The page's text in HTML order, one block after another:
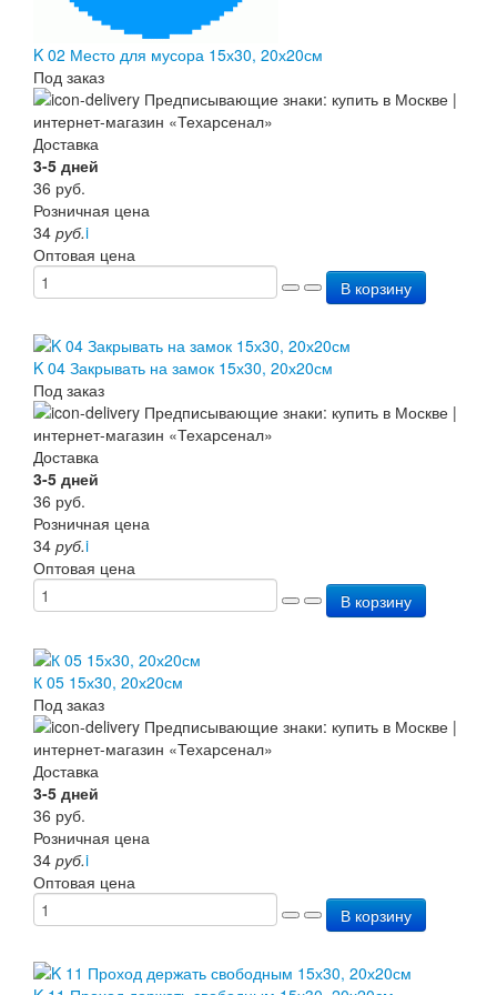
K 02 Место для мусора 15х30, 20х20см
Под заказ
Доставка
3-5 дней
36 руб.
Розничная цена
34 руб.i
Оптовая цена
В корзину
K 04 Закрывать на замок 15х30, 20х20см
Под заказ
Доставка
3-5 дней
36 руб.
Розничная цена
34 руб.i
Оптовая цена
В корзину
К 05 15х30, 20х20см
Под заказ
Доставка
3-5 дней
36 руб.
Розничная цена
34 руб.i
Оптовая цена
В корзину